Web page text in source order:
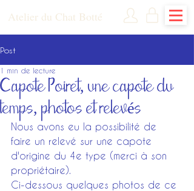
Atelier du Chat Botté
Post
Capote Poiret, une capote du
temps, photos et relevés
1 min de lecture
Nous avons eu la possibilité de
faire un relevé sur une capote
d'origine du 4e type (merci à son
propriétaire).
Ci-dessous quelques photos de ce